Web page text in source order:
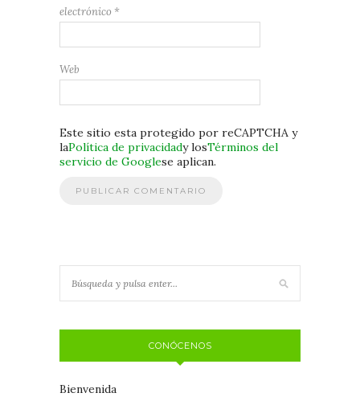
electrónico *
Web
Este sitio esta protegido por reCAPTCHA y
laPolítica de privacidady losTérminos del
servicio de Googlese aplican.
CONÓCENOS
Bienvenida